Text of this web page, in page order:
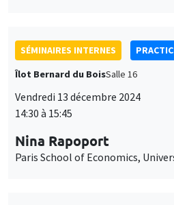
SÉMINAIRES INTERNES
Îlot Bernard du BoisSalle 16
Vendredi 13 décembre 2024
14:30 à 15:45
Nina Rapoport
Paris School of Economics,